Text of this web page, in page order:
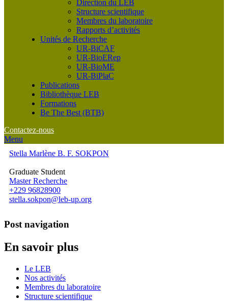
Direction du LEB
Structure scientifique
Membres du laboratoire
Rapports d’activités
Unités de Recherche
UR-BiCAF
UR-BioERep
UR-BioME
UR-BiPlaC
Publications
Bibliothèque LEB
Formations
Be The Best (BTB)
Contactez-nous
Menu
Stella Marlène B. F. SOKPON
Graduate Student
Master Recherche
+229 96828900
stella.sokpon@leb-up.org
Post navigation
En savoir plus
Le LEB
Nos activités
Membres du laboratoire
Structure scientifique